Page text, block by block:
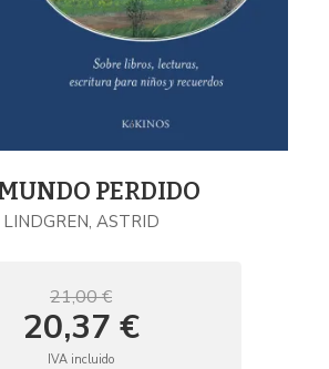
PERDIDO
LINDGREN, ASTRID
21,00 €
20,37 €
IVA incluido